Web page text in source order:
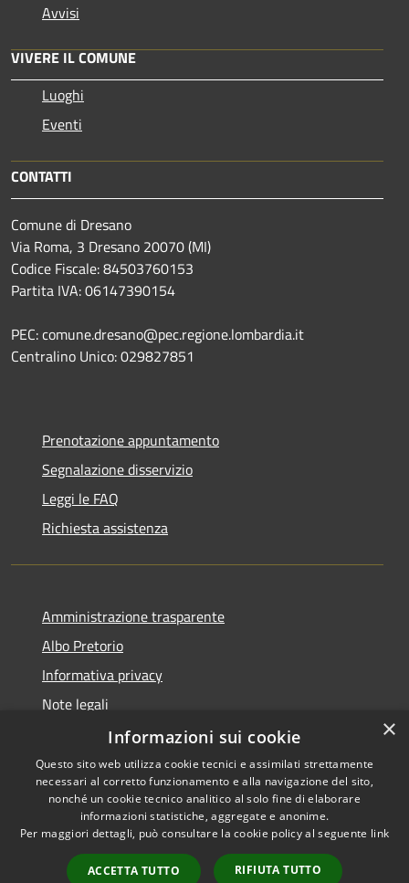
Avvisi
VIVERE IL COMUNE
Luoghi
Eventi
CONTATTI
Comune di Dresano
Via Roma, 3 Dresano 20070 (MI)
Codice Fiscale: 84503760153
Partita IVA: 06147390154
PEC: comune.dresano@pec.regione.lombardia.it
Centralino Unico: 029827851
Prenotazione appuntamento
Segnalazione disservizio
Leggi le FAQ
Richiesta assistenza
Amministrazione trasparente
Albo Pretorio
Informativa privacy
Note legali
Dichiarazione di accessibilità
RSS
Accessibilità
Copyright © 2026 • Comune di
Municipium•
Accesso
×
Informazioni sui cookie
Questo sito web utilizza cookie tecnici e assimilati strettamente
necessari al corretto funzionamento e alla navigazione del sito,
nonché un cookie tecnico analitico al solo fine di elaborare
informazioni statistiche, aggregate e anonime.
Per maggiori dettagli, può consultare la cookie policy al seguente link
ACCETTA TUTTO RIFIUTA TUTTO